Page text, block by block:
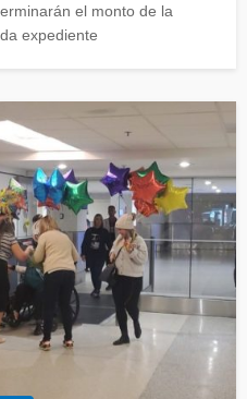
el monto de la
expediente